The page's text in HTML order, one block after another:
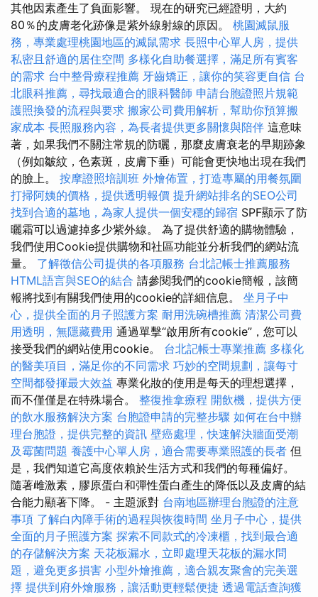
其他因素產生了負面影響。 現在的研究已經證明，大約
80％的皮膚老化跡像是紫外線射線的原因。 桃園滅鼠服
務，專業處理桃園地區的滅鼠需求 長照中心單人房，提供
私密且舒適的居住空間 多樣化自助餐選擇，滿足所有賓客
的需求 台中整骨療程推薦 牙齒矯正，讓你的笑容更自信 台
北眼科推薦，尋找最適合的眼科醫師 申請台胞證照片規範
護照換發的流程與要求 搬家公司費用解析，幫助你預算搬
家成本 長照服務內容，為長者提供更多關懷與陪伴 這意味
著，如果我們不關注常規的防曬，那麼皮膚衰老的早期跡象
（例如皺紋，色素斑，皮膚下垂）可能會更快地出現在我們
的臉上。 按摩證照培訓班 外燴佈置，打造專屬的用餐氛圍
打掃阿姨的價格，提供透明報價 提升網站排名的SEO公司
找到合適的墓地，為家人提供一個安穩的歸宿 SPF顯示了防
曬霜可以過濾掉多少紫外線。 為了提供舒適的購物體驗，
我們使用Cookie提供購物和社區功能並分析我們的網站流
量。 了解徵信公司提供的各項服務 台北記帳士推薦服務
HTML語言與SEO的結合 請參閱我們的cookie簡報，該簡
報將找到有關我們使用的cookie的詳細信息。 坐月子中
心，提供全面的月子照護方案 耐用洗碗槽推薦 清潔公司費
用透明，無隱藏費用 通過單擊“啟用所有cookie”，您可以
接受我們的網站使用cookie。 台北記帳士專業推薦 多樣化
的醫美項目，滿足你的不同需求 巧妙的空間規劃，讓每寸
空間都發揮最大效益 專業化妝的使用是每天的理想選擇，
而不僅僅是在特殊場合。 整復推拿療程 開飲機，提供方便
的飲水服務解決方案 台胞證申請的完整步驟 如何在台中辦
理台胞證，提供完整的資訊 壁癌處理，快速解決牆面受潮
及霉菌問題 養護中心單人房，適合需要專業照護的長者 但
是，我們知道它高度依賴於生活方式和我們的每種偏好。
隨著雌激素，膠原蛋白和彈性蛋白產生的降低以及皮膚的結
合能力顯著下降。 - 主題派對 台南地區辦理台胞證的注意
事項 了解白內障手術的過程與恢復時間 坐月子中心，提供
全面的月子照護方案 探索不同款式的冷凍櫃，找到最合適
的存儲解決方案 天花板漏水，立即處理天花板的漏水問
題，避免更多損害 小型外燴推薦，適合親友聚會的完美選
擇 提供到府外燴服務，讓活動更輕鬆便捷 透過電話查詢獲